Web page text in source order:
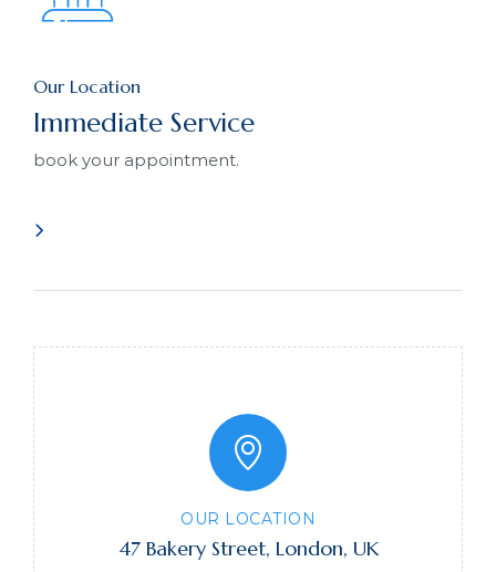
Our Location
Immediate Service
book your appointment.
OUR LOCATION
47 Bakery Street, London, UK